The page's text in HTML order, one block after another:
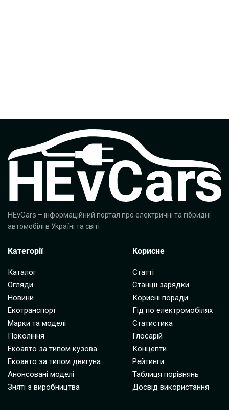
HEvCars – інформаційний портал про електричні та гібридні
автомобілі в Україні та світі
Категорії
Каталог
Огляди
Новини
Екотранспорт
Марки та моделі
Покоління
Екоавто за типом кузова
Екоавто за типом двигуна
Анонсовані моделі
Зняті з виробництва
Корисне
Статті
Станції зарядки
Корисні поради
Гід по електромобілях
Статистика
Глосарій
Концепти
Рейтинги
Таблиця порівнянь
Досвід використання